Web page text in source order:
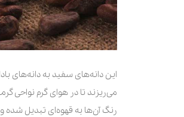
این دانه‌های سفید به دانه‌های
می‌ریزند تا در هوای گرم نواحی
رنگ آن‌ها به قهوه‌ای تبدیل شده